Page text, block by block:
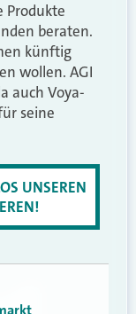
beraten.
künftig
wollen. AGI
auch Voya-
seine
UNSEREN